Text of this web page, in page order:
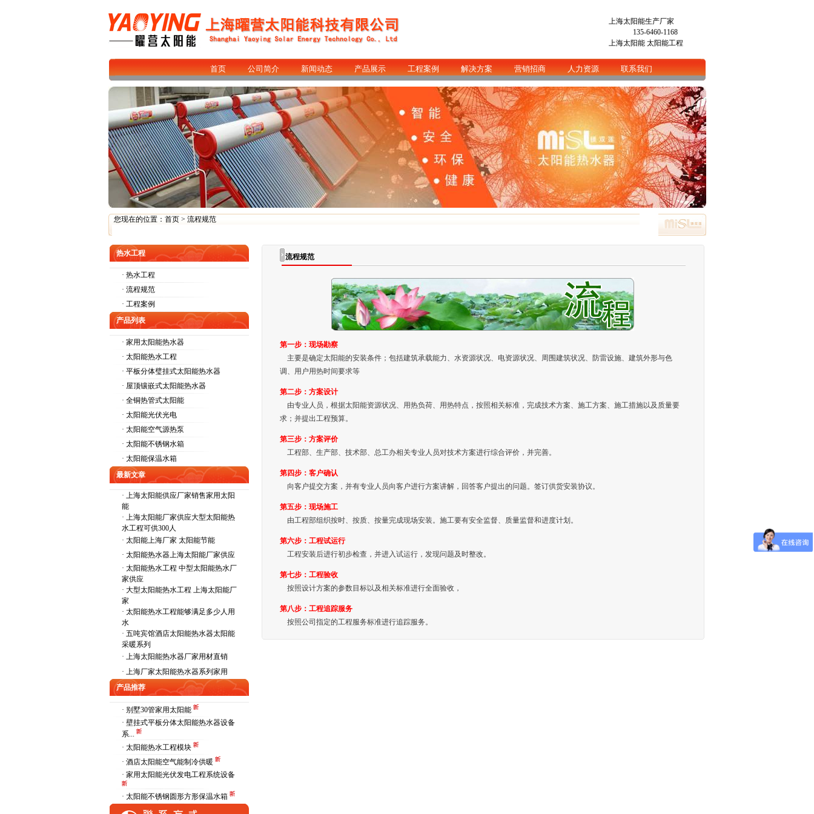
上海太阳能生产厂家
135-6460-1168
上海太阳能 太阳能工程
首页 公司简介 新闻动态 产品展示 工程案例 解决方案 营销招商 人力资源 联系我们
您现在的位置： 首页> 流程规范
热水工程
· 热水工程
· 流程规范
· 工程案例
产品列表
· 家用太阳能热水器
· 太阳能热水工程
· 平板分体璧挂式太阳能热水器
· 屋顶镶嵌式太阳能热水器
· 全铜热管式太阳能
· 太阳能光伏光电
· 太阳能空气源热泵
· 太阳能不锈钢水箱
· 太阳能保温水箱
最新文章
· 上海太阳能供应厂家销售家用太阳
能
· 上海太阳能厂家供应大型太阳能热
水工程可供300人
· 太阳能上海厂家 太阳能节能
· 太阳能热水器上海太阳能厂家供应
· 太阳能热水工程 中型太阳能热水厂
家供应
· 大型太阳能热水工程 上海太阳能厂
家
· 太阳能热水工程能够满足多少人用
水
· 五吨宾馆酒店太阳能热水器太阳能
采暖系列
· 上海太阳能热水器厂家用材直销
· 上海厂家太阳能热水器系列家用
产品推荐
· 别墅30管家用太阳能
· 壁挂式平板分体太阳能热水器设备
系...
· 太阳能热水工程模块
· 酒店太阳能空气能制冷供暖
· 家用太阳能光伏发电工程系统设备
· 太阳能不锈钢圆形方形保温水箱
流程规范
第一步：现场勘察
主要是确定太阳能的安装条件；包括建筑承载能力、水资源状况、电资源状况、周围建筑状况、防雷设施、建筑外形与色
调、用户用热时间要求等
第二步：方案设计
由专业人员，根据太阳能资源状况、用热负荷、用热特点，按照相关标准，完成技术方案、施工方案、施工措施以及质量要
求；并提出工程预算。
第三步：方案评价
工程部、生产部、技术部、总工办相关专业人员对技术方案进行综合评价，并完善。
第四步：客户确认
向客户提交方案，并有专业人员向客户进行方案讲解，回答客户提出的问题。签订供货安装协议。
第五步：现场施工
由工程部组织按时、按质、按量完成现场安装。施工要有安全监督、质量监督和进度计划。
第六步：工程试运行
工程安装后进行初步检查，并进入试运行，发现问题及时整改。
第七步：工程验收
按照设计方案的参数目标以及相关标准进行全面验收，
第八步：工程追踪服务
按照公司指定的工程服务标准进行追踪服务。